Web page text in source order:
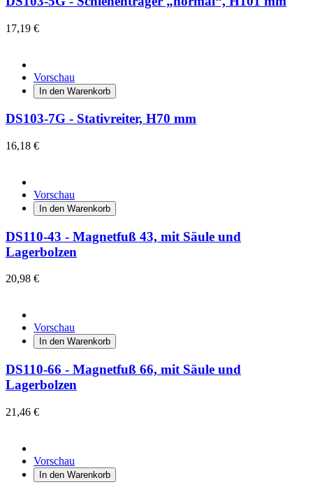
17,19 €
Vorschau
In den Warenkorb
DS103-7G - Stativreiter, H70 mm
16,18 €
Vorschau
In den Warenkorb
DS110-43 - Magnetfuß 43, mit Säule und
Lagerbolzen
20,98 €
Vorschau
In den Warenkorb
DS110-66 - Magnetfuß 66, mit Säule und
Lagerbolzen
21,46 €
Vorschau
In den Warenkorb